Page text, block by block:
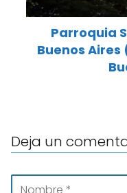
Parroquia
Buenos
Deja un